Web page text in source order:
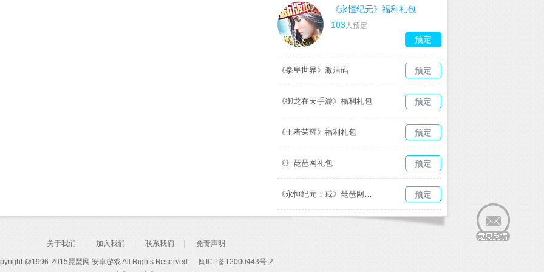
《永恒纪元》福利礼包
103 人预定
预定
《拳皇世界》激活码 预定
《御龙在天手游》福利礼包 预定
《王者荣耀》福利礼包 预定
《》琵琶网礼包 预定
《永恒纪元：戒》琵琶网礼包 预定
关于我们 加入我们 联系我们 免责声明
@1996-2015琵琶网 安卓游戏All Rights Reserved 闽ICP备12000443号-2